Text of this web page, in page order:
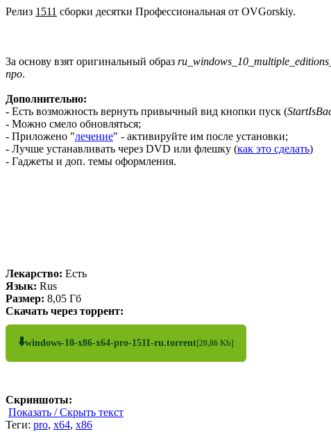
Релиз 1511 сборки десятки Профессиональная от OVGorskiy.
За основу взят оригинальный образ
про.
Дополнительно:
- Есть возможность вернуть привычный вид кнопки пуск (
- Можно смело обновляться;
- Приложено "лечение" - активируйте им после установки;
- Лучше устанавливать через DVD или флешку (как это сделать)
- Гаджеты и доп. темы оформления.
Лекарство: Есть
Язык: Rus
Размер: 8,05 Гб
Скачать через торрент:
⬇️windows-10-x86-x64-pro-1511-ru.torrent[20,86 Kb]
Скриншоты:
Показать / Скрыть текст
Теги: pro, x64, x86